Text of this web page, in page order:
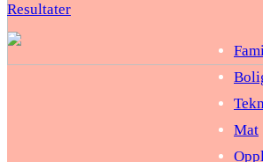
Resultater
Mat